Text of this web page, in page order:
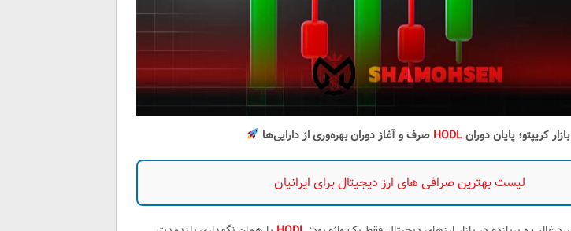
کریپتو؛ پایان دورانHODL صرف و آغاز دوران بهره‌وری از دارایی‌ها
لیست بهترین صرافی های ارز دیجیتال برای ایرانیان